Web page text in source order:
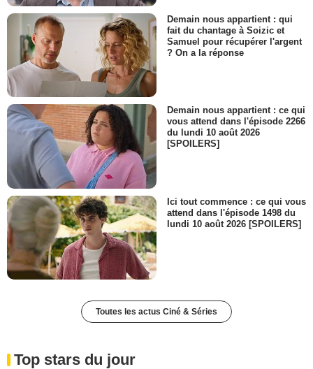
Demain nous appartient : qui
fait du chantage à Soizic et
Samuel pour récupérer l'argent
? On a la réponse
Demain nous appartient : ce qui
vous attend dans l'épisode 2266
du lundi 10 août 2026
[SPOILERS]
Ici tout commence : ce qui vous
attend dans l'épisode 1498 du
lundi 10 août 2026 [SPOILERS]
Toutes les actus Ciné & Séries
Top stars du jour